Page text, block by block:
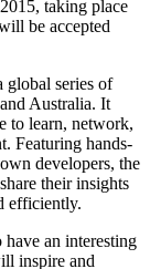
играми
и инсайдерам
taking place
be accepted
global series of
Australia. It
to learn, network,
Featuring hands-
developers, the
their insights
efficiently.
an interesting
inspire and